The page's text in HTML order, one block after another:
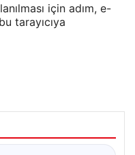
için adım, e-
tarayıcıya